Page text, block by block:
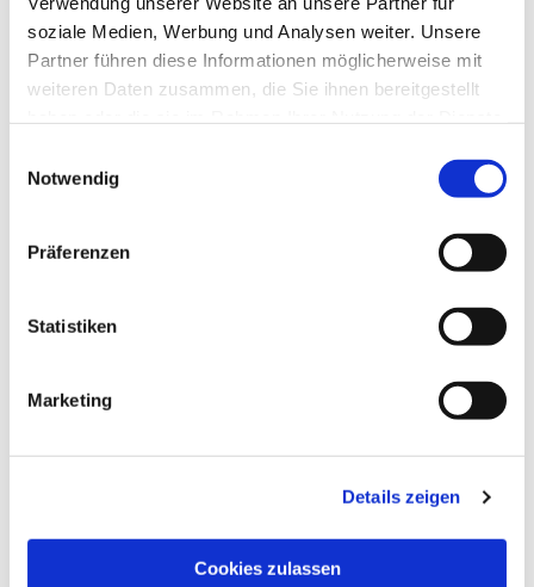
soziale Medien, Werbung und Analysen weiter. Unsere
Partner führen diese Informationen möglicherweise mit
weiteren Daten zusammen, die Sie ihnen bereitgestellt
Notwendig
Präferenzen
Statistiken
Marketing
Details zeigen
Cookies zulassen
interessieren